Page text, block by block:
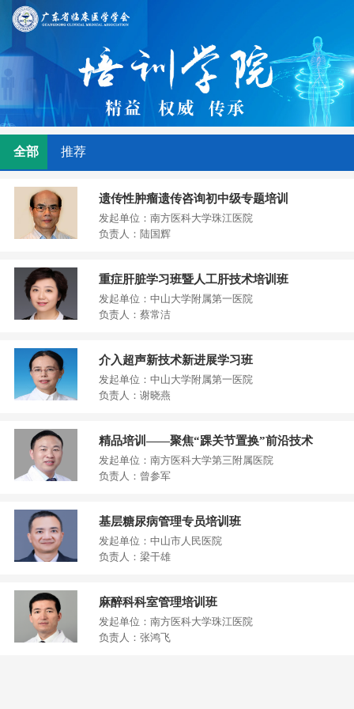
全部 推荐
遗传性肿瘤遗传咨询初中级专题培训
发起单位：南方医科大学珠江医院
负责人：陆国辉
重症肝脏学习班暨人工肝技术培训班
发起单位：中山大学附属第一医院
负责人：蔡常洁
介入超声新技术新进展学习班
发起单位：中山大学附属第一医院
负责人：谢晓燕
精品培训——聚焦“踝关节置换”前沿技术
发起单位：南方医科大学第三附属医院
负责人：曾参军
基层糖尿病管理专员培训班
发起单位：中山市人民医院
负责人：梁干雄
麻醉科科室管理培训班
发起单位：南方医科大学珠江医院
负责人：张鸿飞